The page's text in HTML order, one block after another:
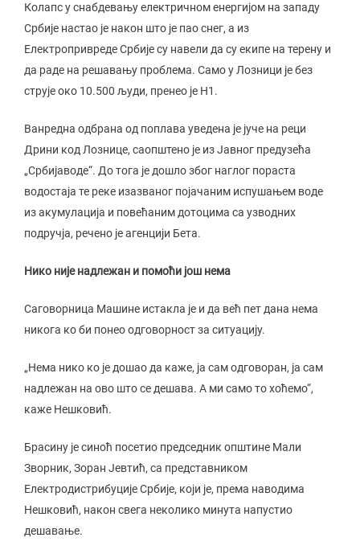
Колапс у снабдевању електричном енергијом на западу
Србије настао је након што је пао снег, а из
Електропривреде Србије су навели да су екипе на терену и
да раде на решавању проблема. Само у Лозници је без
струје око 10.500 људи, пренео је Н1.
Ванредна одбрана од поплава уведена је јуче на реци
Дрини код Лознице, саопштено је из Јавног предузећа
„Србијаводе“. До тога је дошло због наглог пораста
водостаја те реке изазваног појачаним испушањем воде
из акумулација и повећаним дотоцима са узводних
подручја, речено је агенцији Бета.
Нико није надлежан и помоћи још нема
Саговорница Машине истакла је и да већ пет дана нема
никога ко би понео одговорност за ситуацију.
„Нема нико ко је дошао да каже, ја сам одговоран, ја сам
надлежан на ово што се дешава. А ми само то хоћемо“,
каже Нешковић.
Брасину је синоћ посетио председник општине Мали
Зворник, Зоран Јевтић, са представником
Електродистрибуције Србије, који је, према наводима
Нешковић, након свега неколико минута напустио
дешавање.